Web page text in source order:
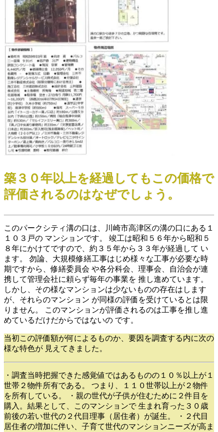
築３０年以上を経過してもこの価格で
評価されるのはなぜでしょう。
このパークシティ溝の口は、川崎市高津区の溝の口にある１
１０３戸の マンションです。 竣工は昭和５６年から昭和５
８年にかけてですので、約３５年から３３年が経過して い
ます。 勿論、大規模修繕工事はじめ様々な工事が必要な時
期ですから、修繕委員会 や各分科会、理事会、自治会が連
携して管理会社に頼らず毎年の事業を 推し進めています。
しかし、その様なマンションは少ないものの存在はします
が、それらのマンション が同様の評価を受けているとは限
りません。 このマンションが評価されるのは工事を推し進
めているだけだからではないの です。
当初この評価額が何によるものか、要因を調査する内に次の
様な特色が 見えてきました。
・調査当時把握できた感覚値ではあるものの１０％以上が１
世帯２物件所有である。 つまり、１１０世帯以上が２物件
を所有している。 ・親の世代が子供が住むために２件目を
購入。結果として、このマンションで 生まれ育った３０歳
前後の若い世代の２代目理事（居住者）が誕生。 ・２代目
居住者の増加に伴い、子育て世代のマンションニーズが高ま